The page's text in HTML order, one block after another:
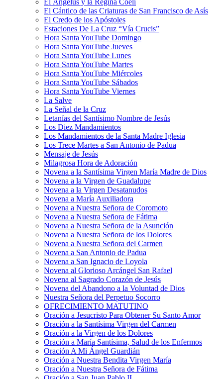
El Ángelus y la Regina Coeli
El Cántico de las Criaturas de San Francisco de Asís
El Credo de los Apóstoles
Estaciones De La Cruz “Vía Crucis”
Hora Santa YouTube Domingo
Hora Santa YouTube Jueves
Hora Santa YouTube Lunes
Hora Santa YouTube Martes
Hora Santa YouTube Miércoles
Hora Santa YouTube Sábados
Hora Santa YouTube Viernes
La Salve
La Señal de la Cruz
Letanías del Santísimo Nombre de Jesús
Los Diez Mandamientos
Los Mandamientos de la Santa Madre Iglesia
Los Trece Martes a San Antonio de Padua
Mensaje de Jesús
Milagrosa Hora de Adoración
Novena a la Santísima Virgen María Madre de Dios
Novena a la Virgen de Guadalupe
Novena a la Virgen Desatanudos
Novena a María Auxiliadora
Novena a Nuestra Señora de Coromoto
Novena a Nuestra Señora de Fátima
Novena a Nuestra Señora de la Asunción
Novena a Nuestra Señora de los Dolores
Novena a Nuestra Señora del Carmen
Novena a San Antonio de Padua
Novena a San Ignacio de Loyola
Novena al Glorioso Arcángel San Rafael
Novena al Sagrado Corazón de Jesús
Novena del Abandono a la Voluntad de Dios
Nuestra Señora del Perpetuo Socorro
OFRECIMIENTO MATUTINO
Oración a Jesucristo Para Obtener Su Santo Amor
Oración a la Santísima Virgen del Carmen
Oración a la Virgen de los Dolores
Oración a María Santísima, Salud de los Enfermos
Oración A Mi Ángel Guardián
Oración a Nuestra Bendita Virgen María
Oración a Nuestra Señora de Fátima